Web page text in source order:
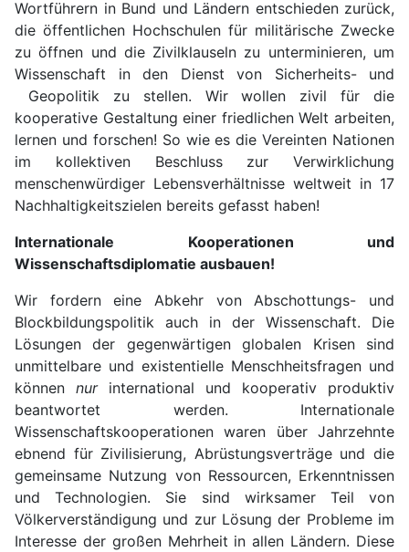
Wortführern in Bund und Ländern entschieden zurück,
die öffentlichen Hochschulen für militärische Zwecke
zu öffnen und die Zivilklauseln zu unterminieren, um
Wissenschaft in den Dienst von Sicherheits- und
Geopolitik zu stellen. Wir wollen zivil für die
kooperative Gestaltung einer friedlichen Welt arbeiten,
lernen und forschen! So wie es die Vereinten Nationen
im kollektiven Beschluss zur Verwirklichung
menschenwürdiger Lebensverhältnisse weltweit in 17
Nachhaltigkeitszielen bereits gefasst haben!
Internationale Kooperationen und
Wissenschaftsdiplomatie ausbauen!
Wir fordern eine Abkehr von Abschottungs- und
Blockbildungspolitik auch in der Wissenschaft. Die
Lösungen der gegenwärtigen globalen Krisen sind
unmittelbare und existentielle Menschheitsfragen und
können nurinternational und kooperativ produktiv
beantwortet werden. Internationale
Wissenschaftskooperationen waren über Jahrzehnte
ebnend für Zivilisierung, Abrüstungsverträge und die
gemeinsame Nutzung von Ressourcen, Erkenntnissen
und Technologien. Sie sind wirksamer Teil von
Völkerverständigung und zur Lösung der Probleme im
Interesse der großen Mehrheit in allen Ländern. Diese